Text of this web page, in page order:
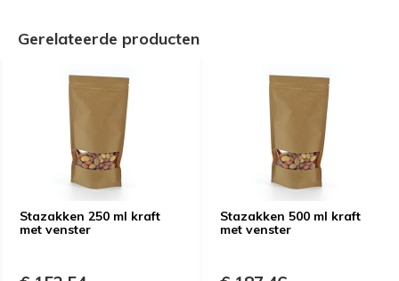
Gerelateerde producten
Stazakken 250 ml kraft
met venster
Stazakken 500 ml kraft
met venster